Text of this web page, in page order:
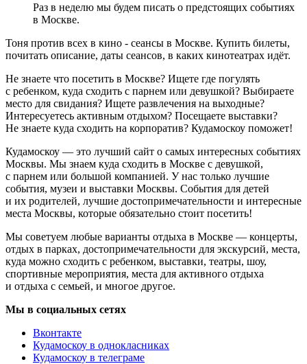
Раз в неделю мы будем писать о предстоящих событиях
в Москве.
Тоня против всех в кино - сеансы в Москве. Купить билеты,
почитать описание, даты сеансов, в каких кинотеатрах идёт.
Не знаете что посетить в Москве? Ищете где погулять
с ребенком, куда сходить с парнем или девушкой? Выбираете
место для свидания? Ищете развлечения на выходные?
Интересуетесь активным отдыхом? Посещаете выставки?
Не знаете куда сходить на корпоратив? Кудамоскоу поможет!
Кудамоскоу — это лучший сайт о самых интересных событиях
Москвы. Мы знаем куда сходить в Москве с девушкой,
с парнем или большой компанией. У нас только лучшие
события, музеи и выставки Москвы. События для детей
и их родителей, лучшие достопримечательности и интересные
места Москвы, которые обязательно стоит посетить!
Мы советуем любые варианты отдыха в Москве — концерты,
отдых в парках, достопримечательности для экскурсий, места,
куда можно сходить с ребенком, выставки, театры, шоу,
спортивные мероприятия, места для активного отдыха
и отдыха с семьей, и многое другое.
Мы в социальных сетях
Вконтакте
Кудамоскоу в однокласниках
Кудамоскоу в телеграме